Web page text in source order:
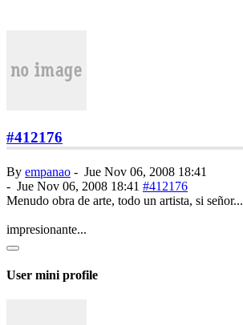
#412176
By empanao - Jue Nov 06, 2008 18:41
- Jue Nov 06, 2008 18:41 #412176
Menudo obra de arte, todo un artista, si señor...
impresionante...
User mini profile